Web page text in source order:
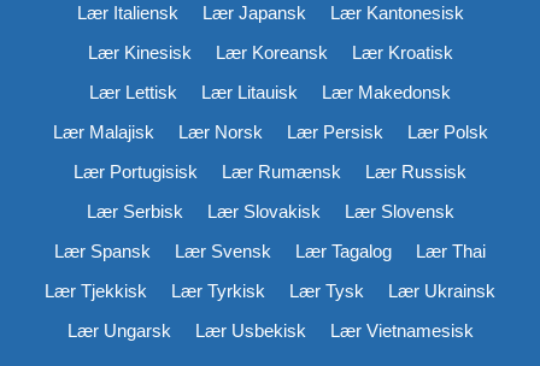
Lær Italiensk
Lær Japansk
Lær Kantonesisk
Lær Kinesisk
Lær Koreansk
Lær Kroatisk
Lær Lettisk
Lær Litauisk
Lær Makedonsk
Lær Malajisk
Lær Norsk Lær Persisk
Lær Polsk
Lær Portugisisk
Lær Rumænsk
Lær Russisk
Lær Serbisk
Lær Slovakisk
Lær Slovensk
Lær Spansk
Lær Svensk Lær Tagalog
Lær Thai
Lær Tjekkisk
Lær Tyrkisk Lær Tysk
Lær Ukrainsk
Lær Ungarsk
Lær Usbekisk Lær Vietnamesisk